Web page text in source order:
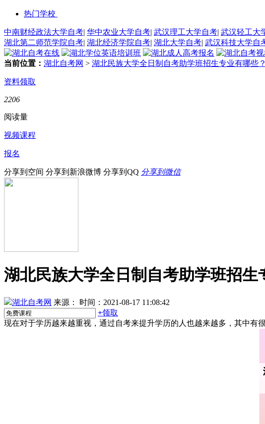
热门学校
中南财经政法大学自考| 华中农业大学自考| 武汉理工大学自考| 武汉轻工大
湖北第二师范学院自考| 湖北经济学院自考| 湖北大学自考| 武汉科技大学自
当前位置： 湖北自考网 > 湖北民族大学全日制自考助学班招生专业有哪些？
资料领取
2206
阅读量
视频课程
报名
分享到空间 分享到新浪微博 分享到QQ 分享到微信
湖北民族大学全日制自考助学班招生
湖北自考网 来源：
时间：2021-08-17 11:08:42
+领取
现在对于学历越来越重视，通过自考来提升学历的人也越来越多，其中有